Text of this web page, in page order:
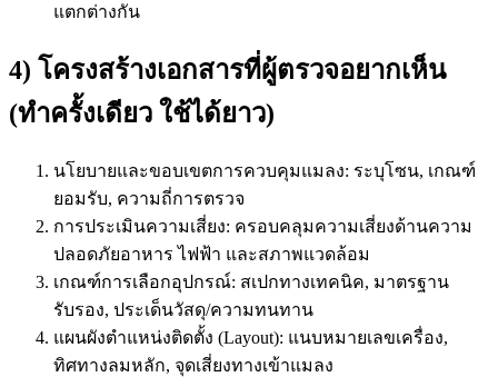
แตกต่างกัน
4) โครงสร้างเอกสารที่ผู้ตรวจอยากเห็น
(ทำครั้งเดียว ใช้ได้ยาว)
นโยบายและขอบเขตการควบคุมแมลง: ระบุโซน, เกณฑ์
ยอมรับ, ความถี่การตรวจ
การประเมินความเสี่ยง: ครอบคลุมความเสี่ยงด้านความ
ปลอดภัยอาหาร ไฟฟ้า และสภาพแวดล้อม
เกณฑ์การเลือกอุปกรณ์: สเปกทางเทคนิค, มาตรฐาน
รับรอง, ประเด็นวัสดุ/ความทนทาน
แผนผังตำแหน่งติดตั้ง (Layout): แนบหมายเลขเครื่อง,
ทิศทางลมหลัก, จุดเสี่ยงทางเข้าแมลง